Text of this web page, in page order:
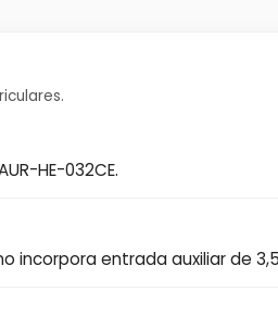
HE-032CE.
incorpora entrada auxiliar de